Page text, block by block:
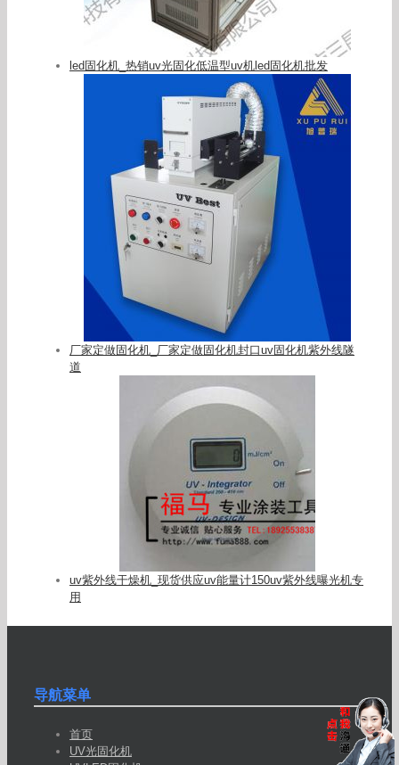
led固化机_热销uv光固化低温型uv机led固化机批发
厂家定做固化机_厂家定做固化机封口uv固化机紫外线隧
道
uv紫外线干燥机_现货供应uv能量计150uv紫外线曝光机专
用
导航菜单
首页
UV光固化机